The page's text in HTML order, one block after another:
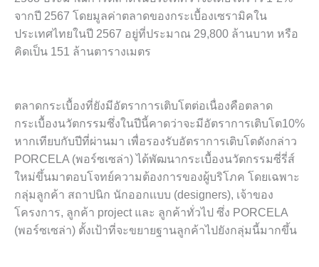
จากปี 2567 โดยมูลค่าตลาดของกระเบื้องเซรามิคใน
ประเทศไทยในปี 2567 อยู่ที่ประมาณ 29,800 ล้านบาท หรือ
คิดเป็น 151 ล้านตารางเมตร
ตลาดกระเบื้องที่ยังมีอัตราการเติบโตต่อเนื่องคือตลาด
กระเบื้องนวัตกรรมซึ่งในปีนี้คาดว่าจะมีอัตราการเติบโต10%
หากเทียบกับปีที่ผ่านมา เพื่อรองรับอัตราการเติบโตดังกล่าว
PORCELA (พอร์ซเซล่า) ได้พัฒนากระเบื้องนวัตกรรมซี่รี่ส์
ใหม่ขึ้นมาตอบโจทย์ความต้องการของผู้บริโภค โดยเฉพาะ
กลุ่มลูกค้า สถาปนิก นักออกเเบบ (designers), เจ้าของ
โครงการ, ลูกค้า project และ ลูกค้าทั่วไป ซึ่ง PORCELA
(พอร์ซเซล่า) ตั้งเป้าที่จะขยายฐานลูกค้าไปยังกลุ่มนี้มากขึ้น